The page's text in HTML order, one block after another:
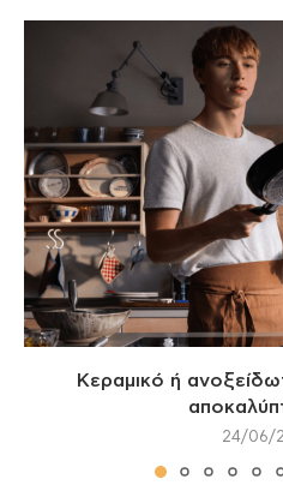
Κεραμικό ή
24/06/